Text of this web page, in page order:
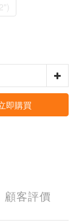
即購買
顧客評價